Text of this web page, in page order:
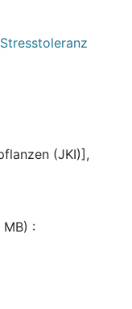
(JKI)],
MB) :